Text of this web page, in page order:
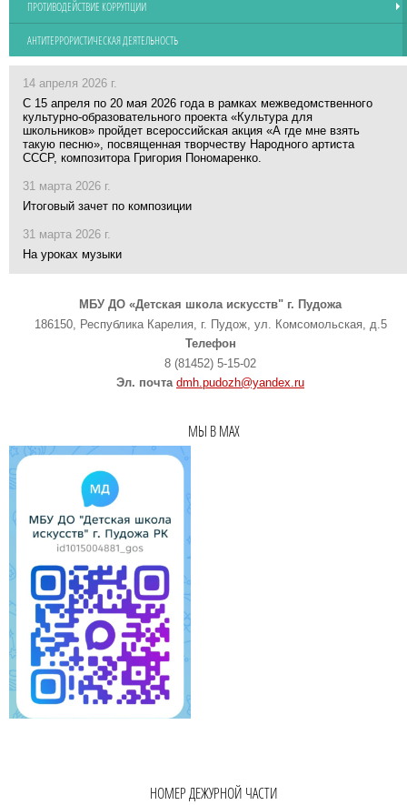
ПРОТИВОДЕЙСТВИЕ КОРРУПЦИИ
АНТИТЕРРОРИСТИЧЕСКАЯ ДЕЯТЕЛЬНОСТЬ
14 апреля 2026 г.
С 15 апреля по 20 мая 2026 года в рамках межведомственного
культурно-образовательного проекта «Культура для
школьников» пройдет всероссийская акция «А где мне взять
такую песню», посвященная творчеству Народного артиста
СССР, композитора Григория Пономаренко.
31 марта 2026 г.
Итоговый зачет по композиции
31 марта 2026 г.
На уроках музыки
МБУ ДО «Детская школа искусств" г. Пудожа
186150, Республика Карелия, г. Пудож, ул. Комсомольская, д.5
Телефон
8 (81452) 5-15-02
Эл. почта dmh.pudozh@yandex.ru
МЫ В MAX
НОМЕР ДЕЖУРНОЙ ЧАСТИ